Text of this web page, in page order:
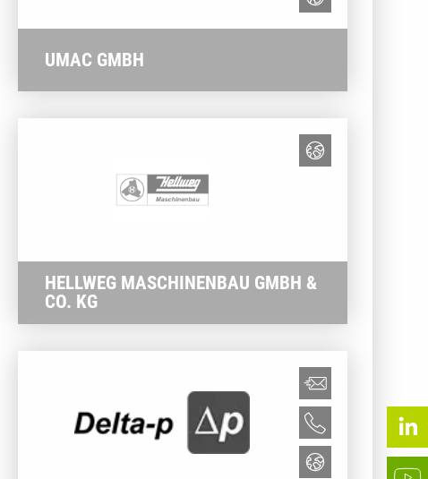
UMAC GMBH
HELLWEG MASCHINENBAU GMBH &
CO. KG